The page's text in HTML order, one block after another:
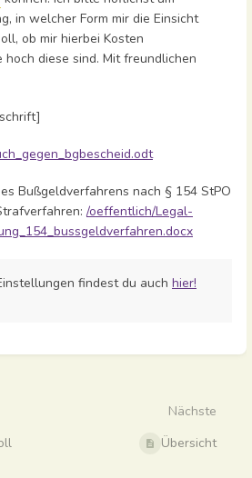
in welcher Form mir die Einsicht
ob mir hierbei Kosten
diese sind. Mit freundlichen
Bußgeldverfahrens nach § 154 StPO
/oeffentlich/Legal-
findest du auch hier!
Nächste
Übersicht